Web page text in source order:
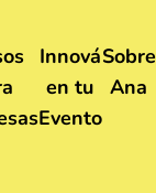
Innová
en tu
Evento
Sobre
Ana